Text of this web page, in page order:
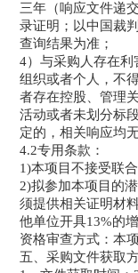
三年（响应文件递
录证明；以中国裁
查询结果为准；
4）与采购人存在
组织或者个人，不
者存在控股、管理
活动或者未划分标
定的，相关响应均无
4.2专用条款：
1)本项目不接受联合
2)拟参加本项目的
须提供相关证明材
他单位开具13%的
资格审查方式：本
五、采购文件获取